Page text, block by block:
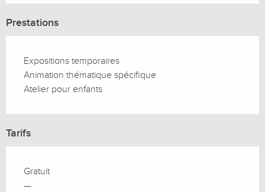
Prestations
Expositions temporaires
Animation thématique spécifique
Atelier pour enfants
Tarifs
Gratuit
—